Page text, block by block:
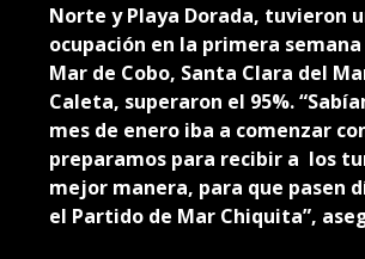
Norte y Playa Dorada, tuvieron
ocupación en la primera
Mar de Cobo, Santa Clara del
Caleta, superaron el 95%.
mes de enero iba a comenzar
preparamos para recibir a los
mejor manera, para que pasen
el Partido de Mar Chiquita”,